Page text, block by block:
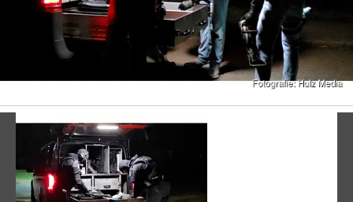
Vorige